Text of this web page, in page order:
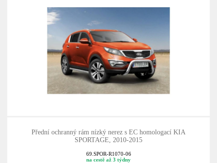
Přední ochranný rám nízký nerez s EC homologací KIA
SPORTAGE, 2010-2015
69.SPOR-R1070-06
na cestě až 3 týdny